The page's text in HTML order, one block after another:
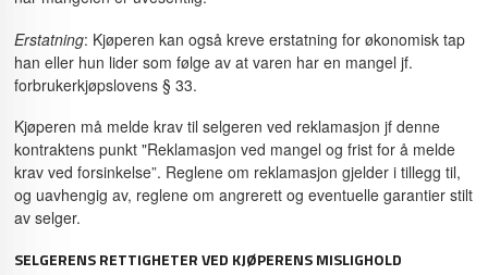
Erstatning: Kjøperen kan også kreve erstatning for økonomisk tap
han eller hun lider som følge av at varen har en mangel jf.
forbrukerkjøpslovens § 33.
Kjøperen må melde krav til selgeren ved reklamasjon jf denne
kontraktens punkt "Reklamasjon ved mangel og frist for å melde
krav ved forsinkelse”. Reglene om reklamasjon gjelder i tillegg til,
og uavhengig av, reglene om angrerett og eventuelle garantier stilt
av selger.
SELGERENS RETTIGHETER VED KJØPERENS MISLIGHOLD